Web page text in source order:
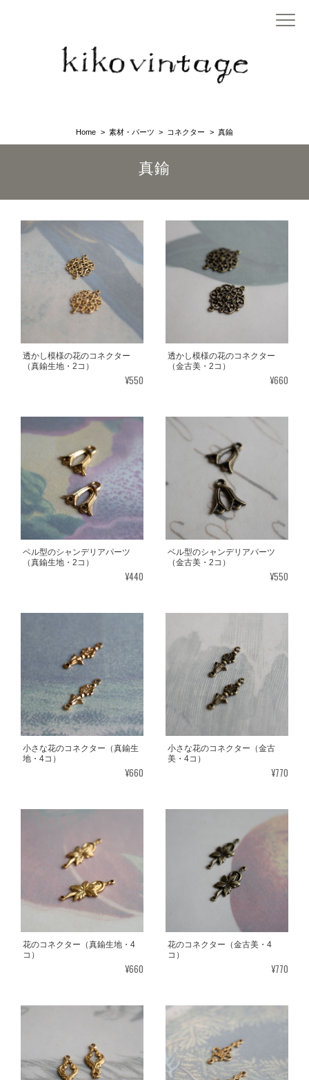
Home 素材・パーツ コネクター 真鍮
真鍮
透かし模様の花のコネクター
（真鍮生地・2コ）
¥550
透かし模様の花のコネクター
（金古美・2コ）
¥660
ベル型のシャンデリアパーツ
（真鍮生地・2コ）
¥440
ベル型のシャンデリアパーツ
（金古美・2コ）
¥550
小さな花のコネクター（真鍮生
地・4コ）
¥660
小さな花のコネクター（金古
美・4コ）
¥770
花のコネクター（真鍮生地・4
コ）
¥660
花のコネクター（金古美・4
コ）
¥770